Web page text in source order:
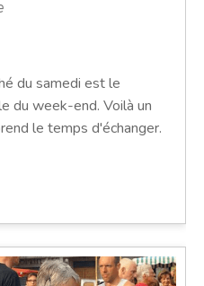
du samedi est le
du week-end. Voilà un
le temps d'échanger.